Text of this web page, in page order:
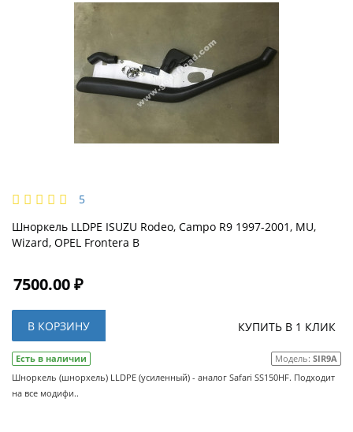
5
Шноркель LLDPE ISUZU Rodeo, Campo R9 1997-2001, MU,
Wizard, OPEL Frontera B
7500.00 ₽
В КОРЗИНУ КУПИТЬ В 1 КЛИК
Есть в наличии Модель: SIR9A
Шноркель (шнорхель) LLDPE (усиленный) - аналог Safari SS150HF. Подходит
на все модифи..